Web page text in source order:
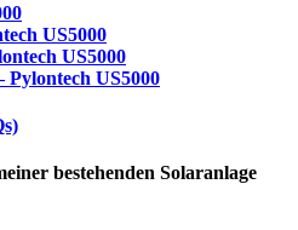
US5000
US5000
Pylontech US5000
bestehenden Solaranlage